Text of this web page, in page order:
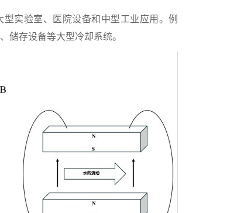
实验室、医院设备和中型工业应用。例
储存设备等大型冷却系统。